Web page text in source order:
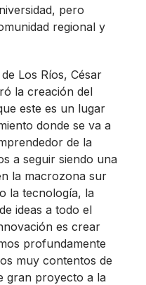
pero
regional y
Los Ríos, César
la creación del
este es un lugar
donde se va a
de la
a seguir siendo una
la macrozona sur
la tecnología, la
ideas a todo el
es crear
profundamente
muy contentos de
gran proyecto a la